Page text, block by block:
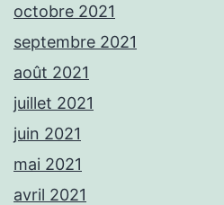
octobre 2021
septembre 2021
août 2021
juillet 2021
juin 2021
mai 2021
avril 2021